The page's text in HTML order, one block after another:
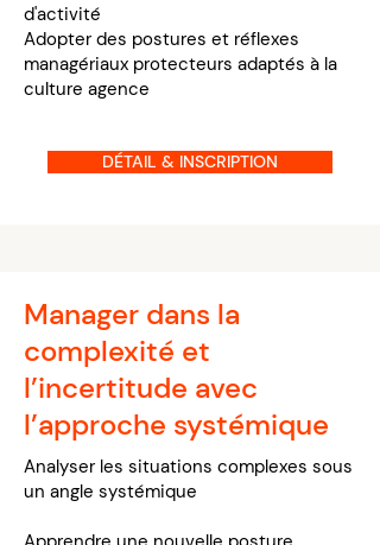
d'activité
Adopter des postures et réflexes
managériaux protecteurs adaptés à la
culture agence
DÉTAIL & INSCRIPTION
Manager dans la
complexité et
l’incertitude avec
l’approche systémique
Analyser les situations complexes sous
un angle systémique